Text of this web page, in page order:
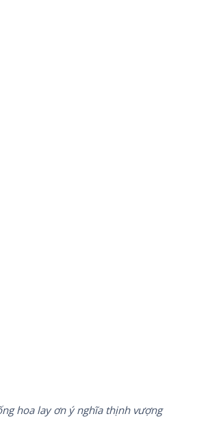
hoa lay ơn ý nghĩa thịnh vượng